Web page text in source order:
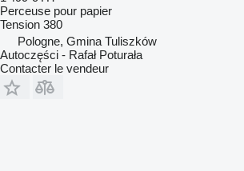
Perceuse pour papier
Tension 380
Pologne, Gmina Tuliszków
Autoczęści - Rafał Poturała
Contacter le vendeur